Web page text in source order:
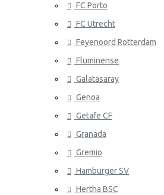
Espanja
Ruotsi
Tunisia
Turkki
Ukraina
FC Porto
FC Utrecht
Feyenoord Rotterdam
Fluminense
Galatasaray
Genoa
Getafe CF
Granada
Gremio
Hamburger SV
Hertha BSC